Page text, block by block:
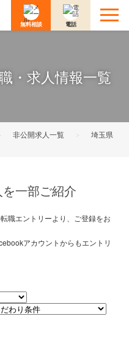
無料相談 電話
・求人情報一覧
非公開求人一覧
埼玉県
一部ご紹介
職エントリーより、ご登録をお
アカウントからもエントリ